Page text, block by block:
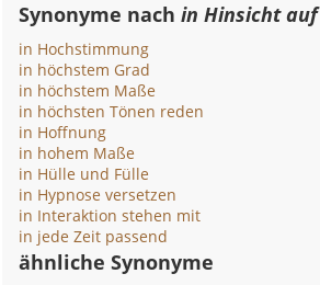
Synonyme nachin Hinsicht auf
in Hochstimmung
in höchstem Grad
in höchstem Maße
in höchsten Tönen reden
in Hoffnung
in hohem Maße
in Hülle und Fülle
in Hypnose versetzen
in Interaktion stehen mit
in jede Zeit passend
ähnliche Synonyme